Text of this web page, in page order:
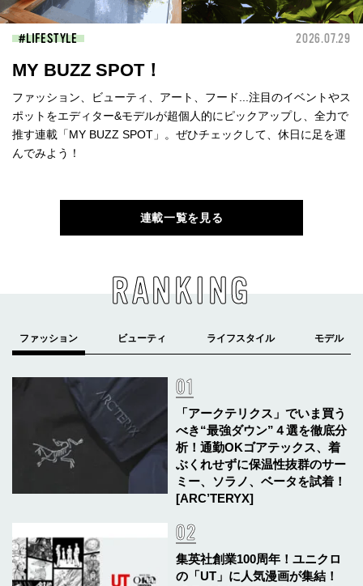
LIFESTYLE 2026.07.29
MY BUZZ SPOT！
ファッション、ビューティ、アート、フード...注目のイベントやス
ポットをエディター&モデルが超個人的にピックアップし、全力で
推す連載「MY BUZZ SPOT」。ぜひチェックして、休日に足を運
んでみよう！
連載一覧を見る
RANKING
「アークテリクス」でいま買う
べき“最強ダウン”４選を徹底分
析！通勤OKゴアテックス、着
ぶくれせずに保温性抜群のサー
ミー、ソラノ、ベータを試着！
[ARC’TERYX]
集英社創業100周年！ユニクロ
の「UT」に人気漫画が集結！